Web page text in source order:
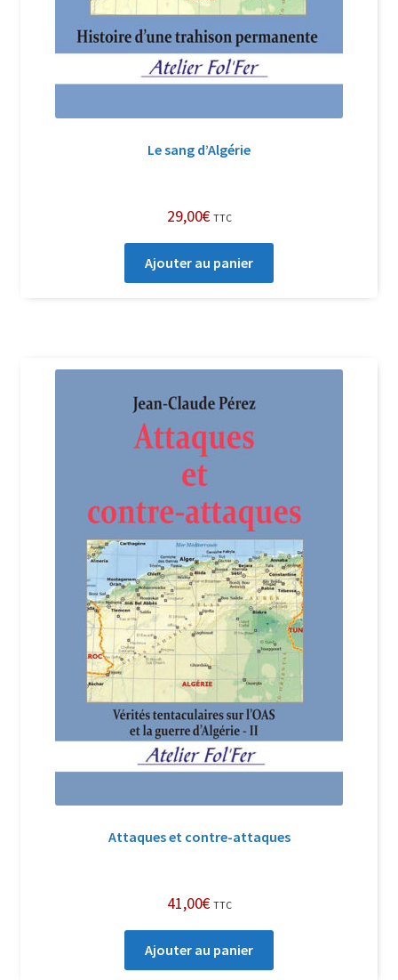
Le sang d’Algérie
29,00€ TTC
Ajouter au panier
Attaques et contre-attaques
41,00€ TTC
Ajouter au panier